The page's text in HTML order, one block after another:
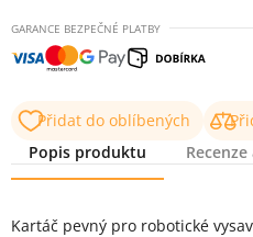
GARANCE BEZPEČNÉ PLATBY
Přidat do oblíbených
Popis produktu
Kartáč pevný pro robotické